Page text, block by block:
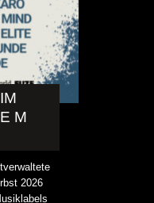
M
2026